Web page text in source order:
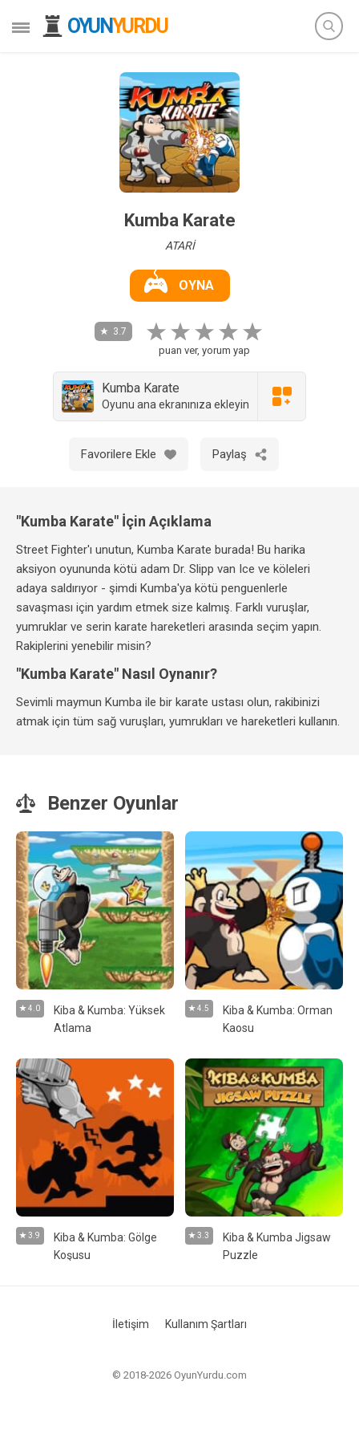
OYUNYURDU
Kumba Karate
ATARİ
OYNA
3.7
puan ver, yorum yap
Kumba Karate
Oyunu ana ekranınıza ekleyin
Favorilere Ekle Paylaş
"Kumba Karate" İçin Açıklama
Street Fighter'ı unutun, Kumba Karate burada! Bu harika
aksiyon oyununda kötü adam Dr. Slipp van Ice ve köleleri
adaya saldırıyor - şimdi Kumba'ya kötü penguenlerle
savaşması için yardım etmek size kalmış. Farklı vuruşlar,
yumruklar ve serin karate hareketleri arasında seçim yapın.
Rakiplerini yenebilir misin?
"Kumba Karate" Nasıl Oynanır?
Sevimli maymun Kumba ile bir karate ustası olun, rakibinizi
atmak için tüm sağ vuruşları, yumrukları ve hareketleri kullanın.
Benzer Oyunlar
4.0
Kiba & Kumba: Yüksek
Atlama
4.5
Kiba & Kumba: Orman
Kaosu
3.9
Kiba & Kumba: Gölge
Koşusu
3.3
Kiba & Kumba Jigsaw
Puzzle
İletişim Kullanım Şartları
© 2018-2026 OyunYurdu.com